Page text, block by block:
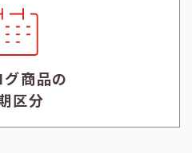
商品の
区分